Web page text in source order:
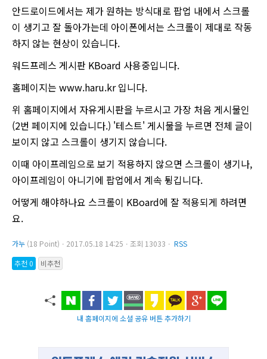
안드로이드에서는 제가 원하는 방식대로 팝업 내에서 스크롤
이 생기고 잘 돌아가는데 아이폰에서는 스크롤이 제대로 작동
하지 않는 현상이 있습니다.
워드프레스 게시판 KBoard 사용중입니다.
홈페이지는 www.haru.kr 입니다.
위 홈페이지에서 자유게시판을 누르시고 가장 처음 게시물인
(2번 페이지에 있습니다.) '테스트' 게시물을 누르면 전체 글이
보이지 않고 스크롤이 생기지 않습니다.
이때 아이프레임으로 보기 적용하지 않으면 스크롤이 생기나,
아이프레임이 아니기에 팝업에서 계속 튕깁니다.
어떻게 해야하나요 스크롤이 KBoard에 잘 적용되게 하려면
요.
가누 (18 Point)ㆍ2017.05.18 14:25ㆍ조회 13033ㆍ RSS
추천 0
비추천
내 홈페이지에 소셜 공유 버튼 추가하기